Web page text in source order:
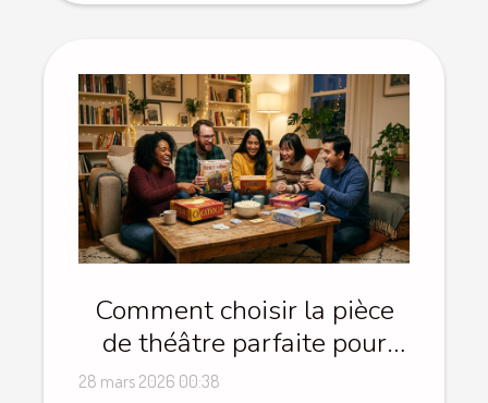
Comment choisir la pièce
de théâtre parfaite pour
une soirée réussie ?
28 mars 2026 00:38